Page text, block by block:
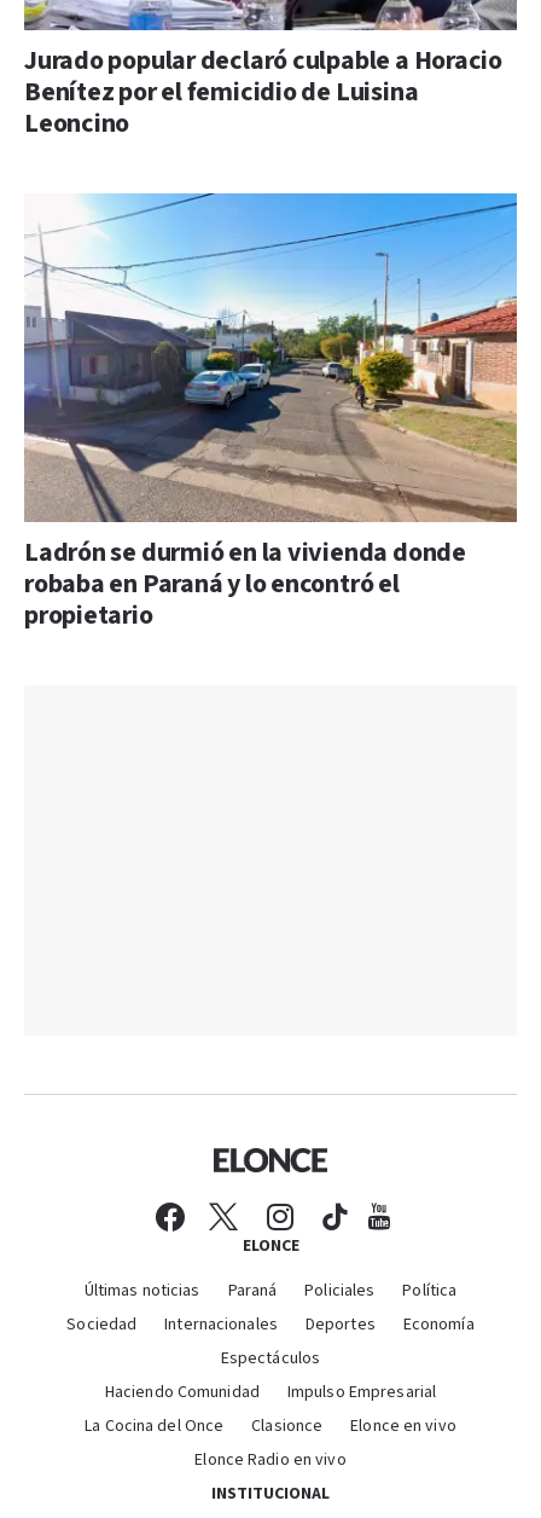
Jurado popular declaró culpable a Horacio
Benítez por el femicidio de Luisina
Leoncino
Ladrón se durmió en la vivienda donde
robaba en Paraná y lo encontró el
propietario
ELONCE
Últimas noticias Paraná Policiales
Política
Sociedad
Internacionales Deportes
Economía
Espectáculos
Haciendo Comunidad
Impulso Empresarial
La Cocina del Once
Clasionce
Elonce en vivo
Elonce Radio en vivo
INSTITUCIONAL